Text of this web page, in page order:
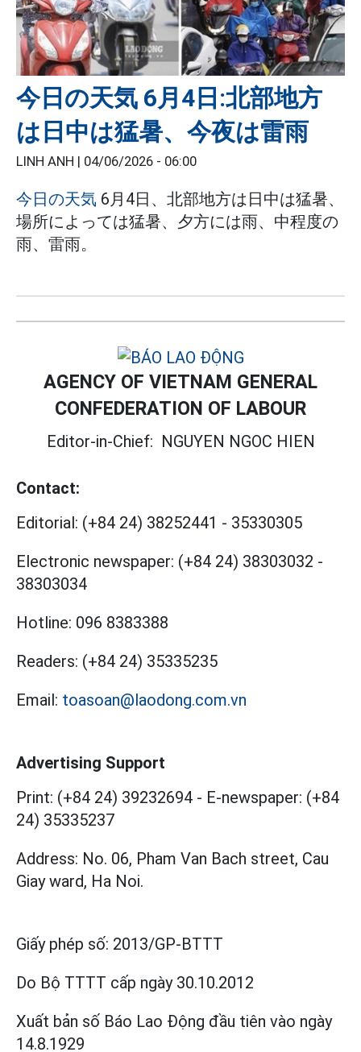
今日の天気 6月4日:北部地方
は日中は猛暑、今夜は雷雨
LINH ANH | 04/06/2026 - 06:00
今日の天気 6月4日、北部地方は日中は猛暑、
場所によっては猛暑、夕方には雨、中程度の
雨、雷雨。
AGENCY OF VIETNAM GENERAL
CONFEDERATION OF LABOUR
Editor-in-Chief: NGUYEN NGOC HIEN
Contact:
Editorial: (+84 24) 38252441 - 35330305
Electronic newspaper: (+84 24) 38303032 -
38303034
Hotline: 096 8383388
Readers: (+84 24) 35335235
Email: toasoan@laodong.com.vn
Advertising Support
Print: (+84 24) 39232694 - E-newspaper: (+84
24) 35335237
Address: No. 06, Pham Van Bach street, Cau
Giay ward, Ha Noi.
Giấy phép số: 2013/GP-BTTT
Do Bộ TTTT cấp ngày 30.10.2012
Xuất bản số Báo Lao Động đầu tiên vào ngày
14.8.1929